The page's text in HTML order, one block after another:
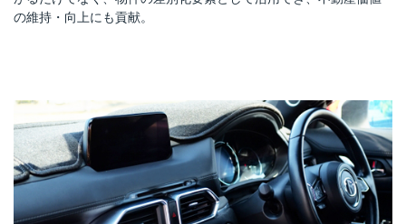
の維持・向上にも貢献。